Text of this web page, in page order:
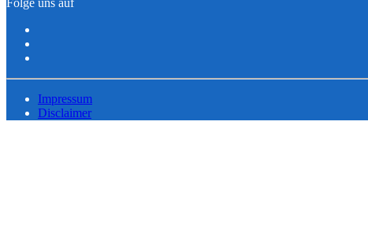
Folge uns auf
Impressum
Disclaimer